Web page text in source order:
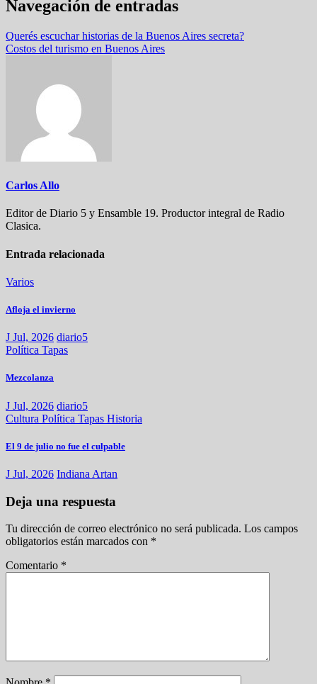
Navegación de entradas
Querés escuchar historias de la Buenos Aires secreta?
Costos del turismo en Buenos Aires
Carlos Allo
Editor de Diario 5 y Ensamble 19. Productor integral de Radio
Clasica.
Entrada relacionada
Varios
Afloja el invierno
J Jul, 2026 diario5
Política Tapas
Mezcolanza
J Jul, 2026 diario5
Cultura Política Tapas Historia
El 9 de julio no fue el culpable
J Jul, 2026 Indiana Artan
Deja una respuesta
Tu dirección de correo electrónico no será publicada. Los campos
obligatorios están marcados con *
Comentario *